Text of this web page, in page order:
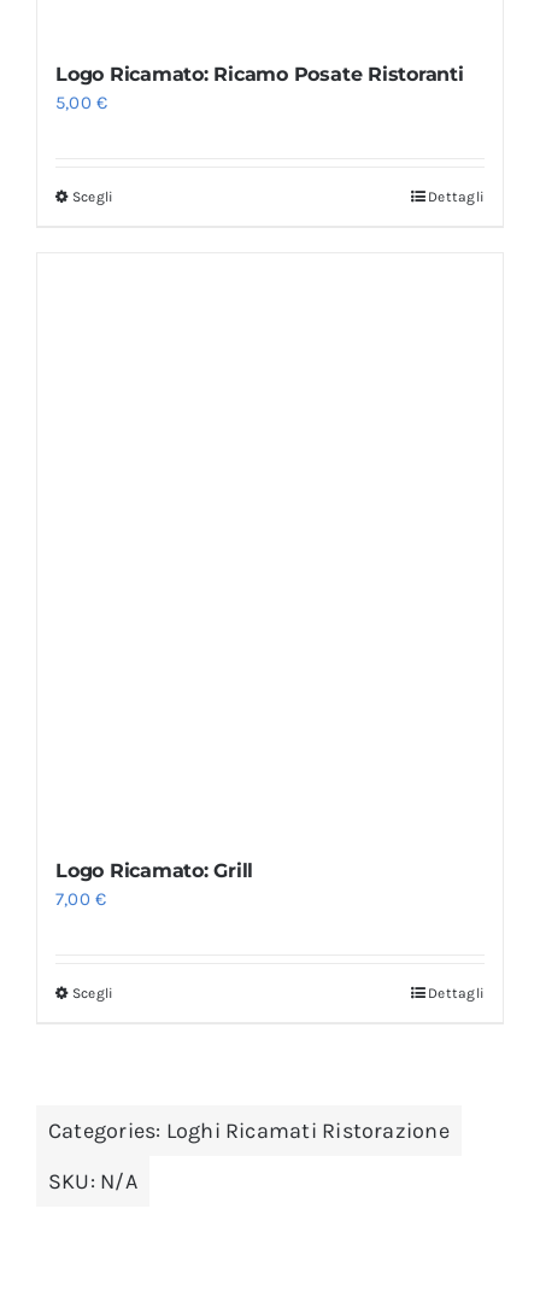
Logo Ricamato: Ricamo Posate Ristoranti
5,00€
Scegli Dettagli
Logo Ricamato: Grill
7,00€
Scegli Dettagli
Categories: Loghi Ricamati Ristorazione
SKU: N/A